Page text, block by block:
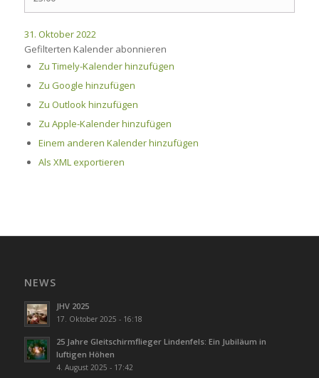
31. Oktober 2022
Gefilterten Kalender abonnieren
Zu Timely-Kalender hinzufügen
Zu Google hinzufügen
Zu Outlook hinzufügen
Zu Apple-Kalender hinzufügen
Einem anderen Kalender hinzufügen
Als XML exportieren
NEWS
JHV 2025
17. Oktober 2025 - 16:18
25 Jahre Gleitschirmflieger Lindenfels: Ein Jubiläum in
luftigen Höhen
4. August 2025 - 17:42